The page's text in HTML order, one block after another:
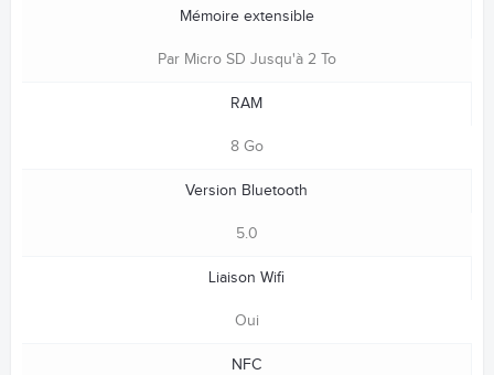
Mémoire extensible
Par Micro SD Jusqu'à 2 To
RAM
8 Go
Version Bluetooth
5.0
Liaison Wifi
Oui
NFC